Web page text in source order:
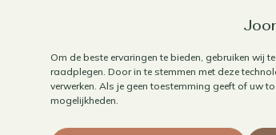
Om de beste ervaringen te bieden, gebruiken
raadplegen. Door in te stemmen met deze
verwerken. Als je geen toestemming geeft of uw
mogelijkheden.